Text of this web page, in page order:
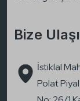
Bize
İstiklal
Polat